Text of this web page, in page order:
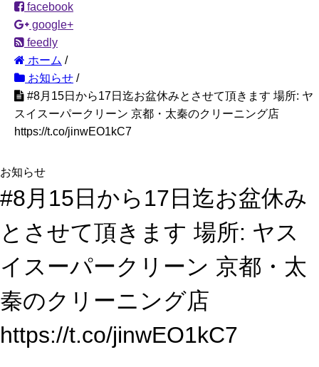
facebook
google+
feedly
ホーム /
お知らせ /
#8月15日から17日迄お盆休みとさせて頂きます 場所: ヤ
スイスーパークリーン 京都・太秦のクリーニング店
https://t.co/jinwEO1kC7
お知らせ
#8月15日から17日迄お盆休み
とさせて頂きます 場所: ヤス
イスーパークリーン 京都・太
秦のクリーニング店
https://t.co/jinwEO1kC7